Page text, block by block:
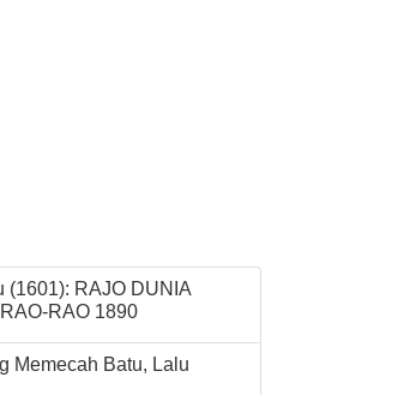
(1601): RAJO DUNIA
RAO 1890
Memecah Batu, Lalu